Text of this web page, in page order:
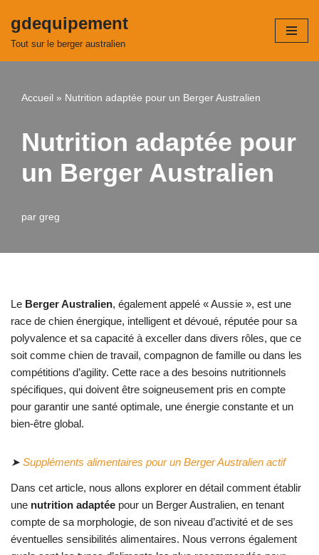
Aller
gdequipement
Tout sur le berger australien
Accueil » Nutrition adaptée pour un Berger Australien
Nutrition adaptée pour
un Berger Australien
par greg
Le Berger Australien, également appelé « Aussie », est une
race de chien énergique, intelligent et dévoué, réputée pour sa
polyvalence et sa capacité à exceller dans divers rôles, que ce
soit comme chien de travail, compagnon de famille ou dans les
compétitions d’agility. Cette race a des besoins nutritionnels
spécifiques, qui doivent être soigneusement pris en compte
pour garantir une santé optimale, une énergie constante et un
bien-être global.
➤ Suppléments alimentaires pour un Berger Australien actif
Dans cet article, nous allons explorer en détail comment établir
une nutrition adaptée pour un Berger Australien, en tenant
compte de sa morphologie, de son niveau d’activité et de ses
éventuelles sensibilités alimentaires. Nous verrons également